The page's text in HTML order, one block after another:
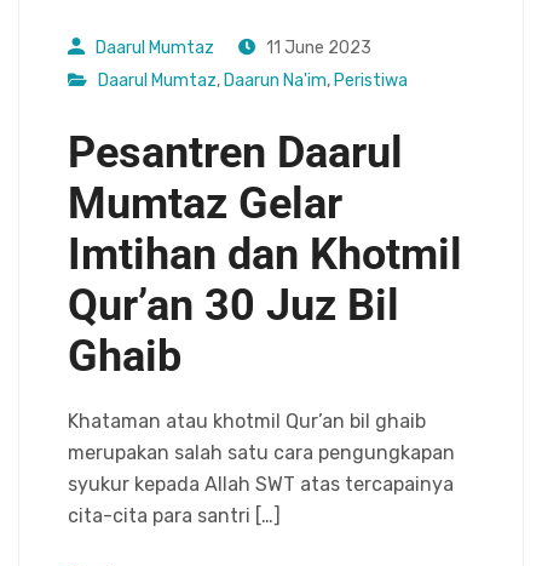
Daarul Mumtaz
11 June 2023
Daarul Mumtaz, Daarun Na'im, Peristiwa
Pesantren Daarul
Mumtaz Gelar
Imtihan dan Khotmil
Qur’an 30 Juz Bil
Ghaib
Khataman atau khotmil Qur’an bil ghaib
merupakan salah satu cara pengungkapan
syukur kepada Allah SWT atas tercapainya
cita-cita para santri […]